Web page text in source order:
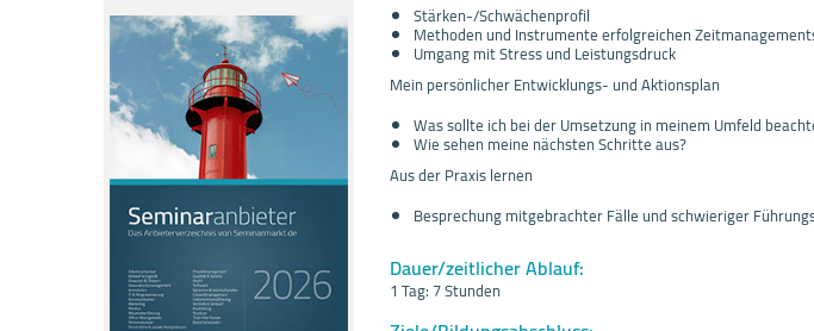
Stärken-/Schwächenprofil
Methoden und Instrumente erfolgreichen
Umgang mit Stress und Leistungsdruck
Mein persönlicher Entwicklungs- und Aktionsplan
Was sollte ich bei der Umsetzung in meinem Umfeld
Wie sehen meine nächsten Schritte aus?
Aus der Praxis lernen
Besprechung mitgebrachter Fälle und schwieriger
Dauer/zeitlicher Ablauf:
1 Tag: 7 Stunden